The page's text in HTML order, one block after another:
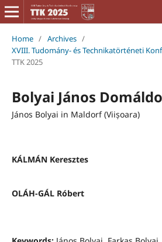
Home / Archives /
XVIII. Tudomány- és Technikatörténeti
TTK 2025
Bolyai János
János Bolyai in Maldorf (Viișoara)
KÁLMÁN Keresztes
OLÁH-GÁL Róbert